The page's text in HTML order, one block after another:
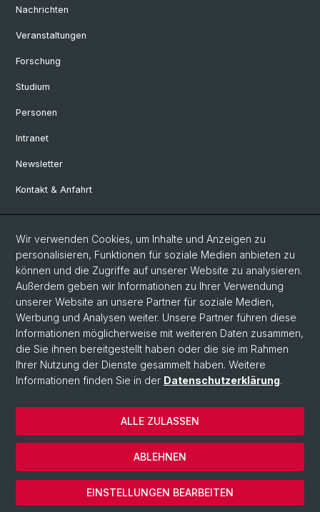
Nachrichten
Veranstaltungen
Forschung
Studium
Personen
Intranet
Newsletter
Kontakt & Anfahrt
Social Media
Facebook
LinkedIn
Instagram
© Universität Basel
Datenschutzerklärung
Wir verwenden Cookies, um Inhalte und Anzeigen zu
personalisieren, Funktionen für soziale Medien anbieten zu
können und die Zugriffe auf unserer Website zu analysieren.
Außerdem geben wir Informationen zu Ihrer Verwendung
unserer Website an unsere Partner für soziale Medien,
Werbung und Analysen weiter. Unsere Partner führen diese
Informationen möglicherweise mit weiteren Daten zusammen,
die Sie ihnen bereitgestellt haben oder die sie im Rahmen
Ihrer Nutzung der Dienste gesammelt haben. Weitere
Informationen finden Sie in der Datenschutzerklärung.
EINSTELLUNGEN BEARBEITEN
ABLEHNEN
ALLE ZULASSEN